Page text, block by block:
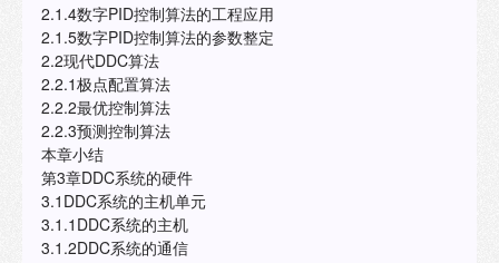
2.1.4数字PID控制算法的工程应用
2.1.5数字PID控制算法的参数整定
2.2现代DDC算法
2.2.1极点配置算法
2.2.2最优控制算法
2.2.3预测控制算法
本章小结
第3章DDC系统的硬件
3.1DDC系统的主机单元
3.1.1DDC系统的主机
3.1.2DDC系统的通信